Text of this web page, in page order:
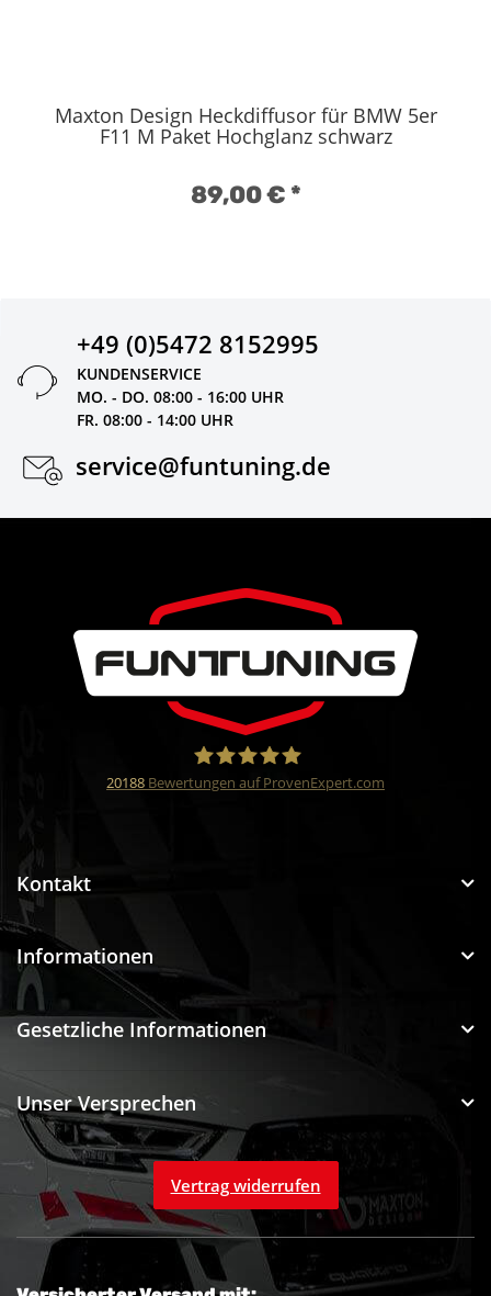
Maxton Design Heckdiffusor für BMW 5er
F11 M Paket Hochglanz schwarz
89,00 €*
+49 (0)5472 8152995
KUNDENSERVICE
MO. - DO. 08:00 - 16:00 UHR
FR. 08:00 - 14:00 UHR
service@funtuning.de
20188 Bewertungen auf ProvenExpert.com
Kontakt
Informationen
Gesetzliche Informationen
Unser Versprechen
Vertrag widerrufen